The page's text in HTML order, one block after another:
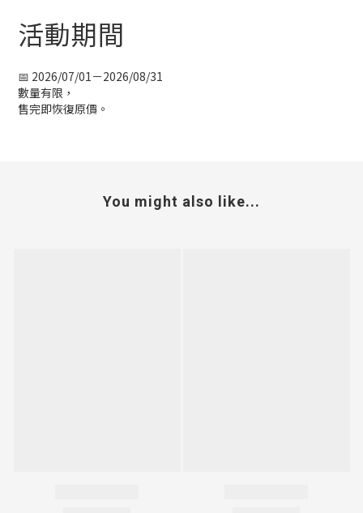
活動期間
📅 2026/07/01－2026/08/31
數量有限，
售完即恢復原價。
You might also like...